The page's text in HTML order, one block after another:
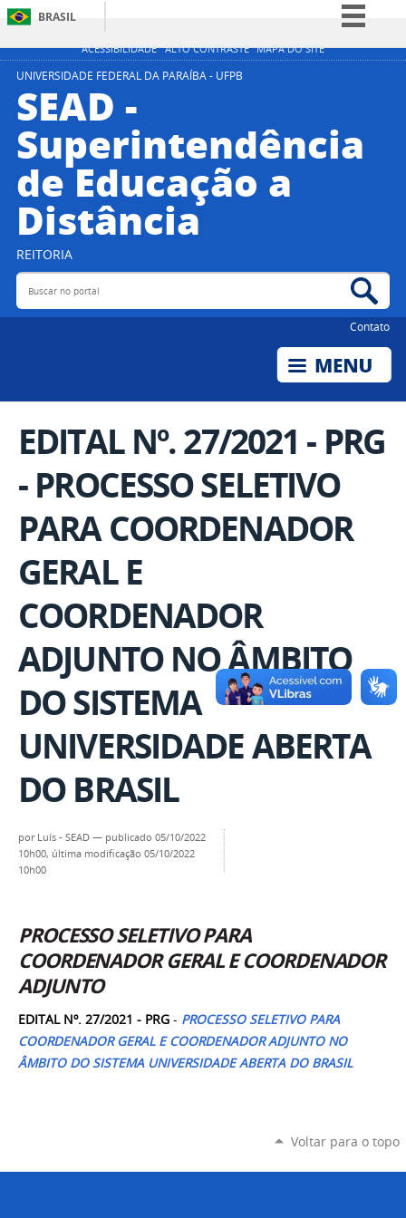
ACESSIBILIDADE ALTO CONTRASTE MAPA DO SITE
BRASIL
Simplifique!
Acesso à informação
Legislação
Canais
UNIVERSIDADE FEDERAL DA PARAÍBA - UFPB
SEAD -
Superintendência
de Educação a
Distância
REITORIA
Buscar no portal
Contato
EDITAL Nº. 27/2021 - PRG
- PROCESSO SELETIVO
PARA COORDENADOR
GERAL E
COORDENADOR
ADJUNTO NO ÂMBITO
DO SISTEMA
UNIVERSIDADE ABERTA
DO BRASIL
por Luís - SEAD — publicado 05/10/2022
10h00, última modificação 05/10/2022
10h00
PROCESSO SELETIVO PARA
COORDENADOR GERAL E COORDENADOR
ADJUNTO
EDITAL Nº. 27/2021 - PRG - PROCESSO SELETIVO PARA
COORDENADOR GERAL E COORDENADOR ADJUNTO NO
ÂMBITO DO SISTEMA UNIVERSIDADE ABERTA DO BRASIL
Voltar para o topo